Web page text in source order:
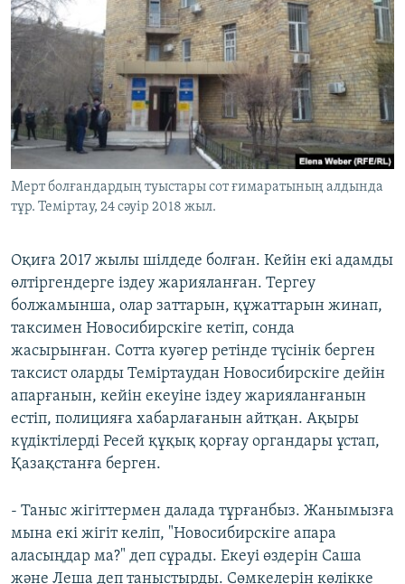
Мерт болғандардың туыстары сот ғимаратының алдында
тұр. Теміртау, 24 сәуір 2018 жыл.
Оқиға 2017 жылы шілдеде болған. Кейін екі адамды
өлтіргендерге іздеу жарияланған. Тергеу
болжамынша, олар заттарын, құжаттарын жинап,
таксимен Новосибирскіге кетіп, сонда
жасырынған. Сотта куәгер ретінде түсінік берген
таксист оларды Теміртаудан Новосибирскіге дейін
апарғанын, кейін екеуіне іздеу жарияланғанын
естіп, полицияға хабарлағанын айтқан. Ақыры
күдіктілерді Ресей құқық қорғау органдары ұстап,
Қазақстанға берген.
- Таныс жігіттермен далада тұрғанбыз. Жанымызға
мына екі жігіт келіп, "Новосибирскіге апара
аласыңдар ма?" деп сұрады. Екеуі өздерін Саша
және Леша деп таныстырды. Сөмкелерін көлікке